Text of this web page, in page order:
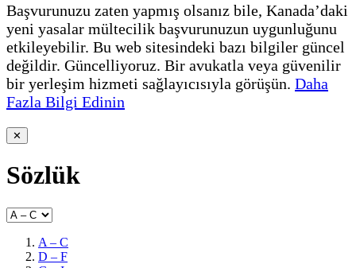
Başvurunuzu zaten yapmış olsanız bile, Kanada’daki
yeni yasalar mültecilik başvurunuzun uygunluğunu
etkileyebilir. Bu web sitesindeki bazı bilgiler güncel
değildir. Güncelliyoruz. Bir avukatla veya güvenilir
bir yerleşim hizmeti sağlayıcısıyla görüşün. Daha
Fazla Bilgi Edinin
✕
Sözlük
A – C
D – F